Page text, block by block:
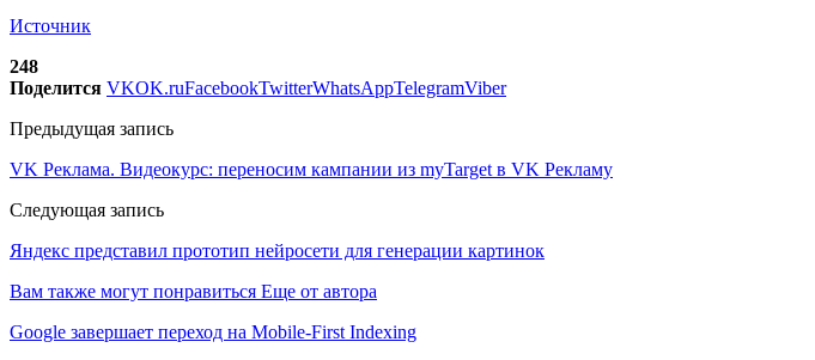
Источник
248
Поделится VKOK.ruFacebookTwitterWhatsAppTelegramViber
Предыдущая запись
VK Реклама. Видеокурс: переносим кампании из myTarget в VK Рекламу
Следующая запись
Яндекс представил прототип нейросети для генерации картинок
Вам также могут понравиться Еще от автора
Google завершает переход на Mobile-First Indexing